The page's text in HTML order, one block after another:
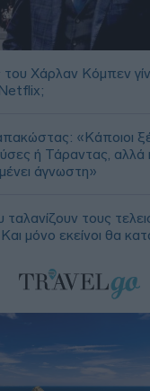
του Χάρλαν Κόμπεν
«Κάποιοι
ή Τάραντας, αλλά
άγνωστη»
τους
μόνο εκείνοι θα